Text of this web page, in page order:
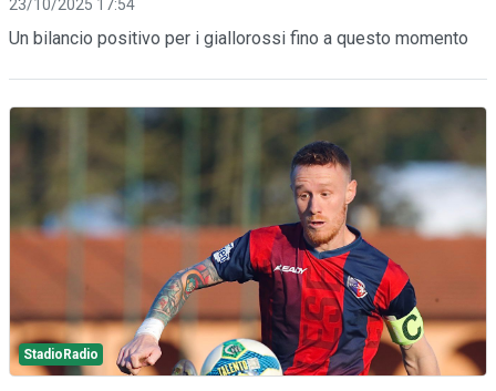
23/10/2025 17:54
Un bilancio positivo per i giallorossi fino a questo momento
StadioRadio